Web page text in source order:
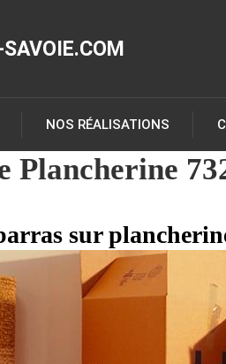
NOS RÉALISATIONS
Plancherine
sur